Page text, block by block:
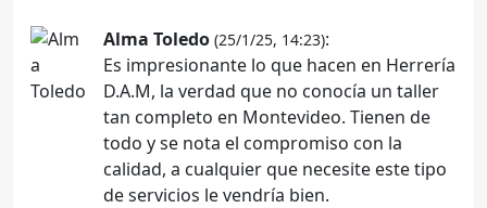
Alma Toledo (25/1/25, 14:23):
Es impresionante lo que hacen en Herrería
D.A.M, la verdad que no conocía un taller
tan completo en Montevideo. Tienen de
todo y se nota el compromiso con la
calidad, a cualquier que necesite este tipo
de servicios le vendría bien.